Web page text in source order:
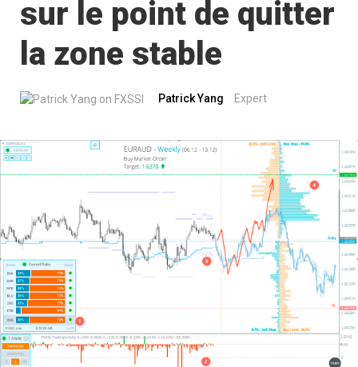
sur le point de quitter
la zone stable
Patrick Yang Expert